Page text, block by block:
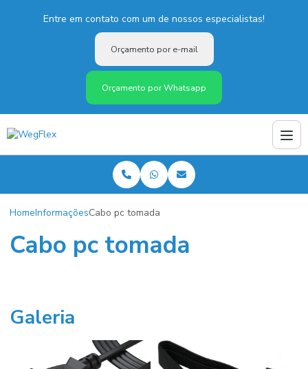
Entre em contato com um de nossos especialistas!
Orçamento por e-mail
Orçamento por Whatsapp
HomeInformaçõesCabo pc tomada
Cabo pc tomada
Galeria